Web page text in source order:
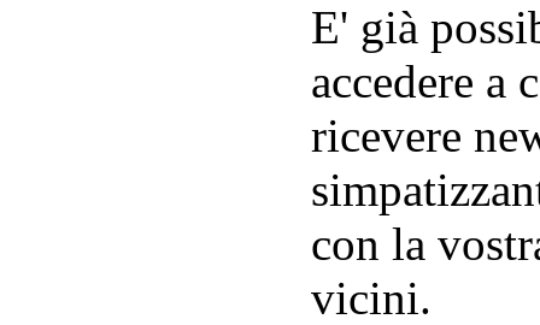
E' già
accedere a
ricevere
con la
vicini.